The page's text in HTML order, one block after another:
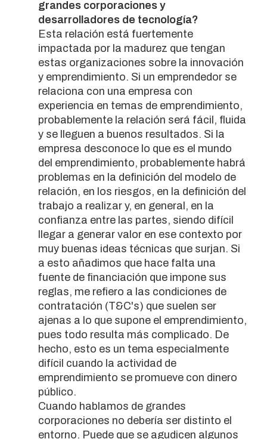
grandes corporaciones y
desarrolladores de tecnología?
Esta relación está fuertemente
impactada por la madurez que tengan
estas organizaciones sobre la innovación
y emprendimiento. Si un emprendedor se
relaciona con una empresa con
experiencia en temas de emprendimiento,
probablemente la relación será fácil, fluida
y se lleguen a buenos resultados. Si la
empresa desconoce lo que es el mundo
del emprendimiento, probablemente habrá
problemas en la definición del modelo de
relación, en los riesgos, en la definición del
trabajo a realizar y, en general, en la
confianza entre las partes, siendo difícil
llegar a generar valor en ese contexto por
muy buenas ideas técnicas que surjan. Si
a esto añadimos que hace falta una
fuente de financiación que impone sus
reglas, me refiero a las condiciones de
contratación (T&C's) que suelen ser
ajenas a lo que supone el emprendimiento,
pues todo resulta más complicado. De
hecho, esto es un tema especialmente
difícil cuando la actividad de
emprendimiento se promueve con dinero
público.
Cuando hablamos de grandes
corporaciones no debería ser distinto el
entorno. Puede que se agudicen algunos